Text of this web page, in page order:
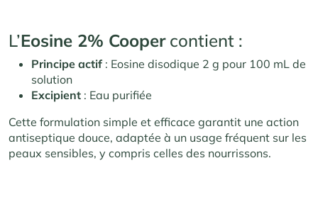
L’Eosine 2% Coopercontient :
Principe actif : Eosine disodique 2 g pour 100 mL de
solution
Excipient : Eau purifiée
Cette formulation simple et efficace garantit une action
antiseptique douce, adaptée à un usage fréquent sur les
peaux sensibles, y compris celles des nourrissons.